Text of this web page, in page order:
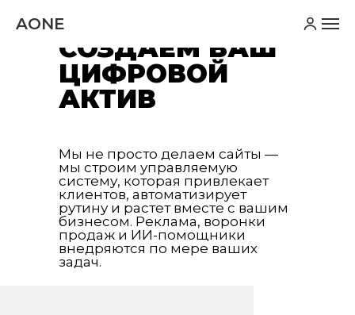
AONE
Мы не просто делаем сайты —
мы строим управляемую
систему, которая привлекает
клиентов, автоматизирует
рутину и растет вместе с вашим
бизнесом. Реклама, воронки
продаж и ИИ-помощники
внедряются по мере ваших
задач.
СОЗДАЕМ ВАШ
ЦИФРОВОЙ
АКТИВ